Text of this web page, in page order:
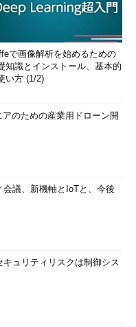
で画像解析を始めるための
知識とインストール、基本的
い方 (1/2)
のための産業用ドローン開
会議、新機軸とIoTと、今後
キュリティリスクは制御シス